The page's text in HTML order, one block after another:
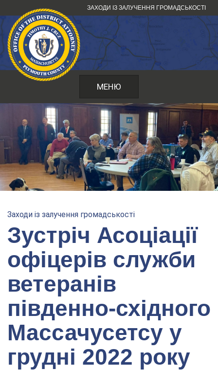
до
змісту
ЗАХОДИ ІЗ ЗАЛУЧЕННЯ ГРОМАДСЬКОСТІ
МЕНЮ
Заходи із залучення громадськості
Зустріч Асоціації
офіцерів служби
ветеранів
південно-східного
Массачусетсу у
грудні 2022 року